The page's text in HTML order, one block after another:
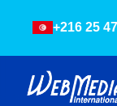
content
+216 25